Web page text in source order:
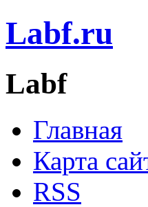
Labf.ru
Labf
Главная
Карта
RSS